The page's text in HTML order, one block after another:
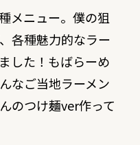
メニュー。僕の狙
各種魅力的なラー
した！もばらーめ
なご当地ラーメン
のつけ麺ver作って